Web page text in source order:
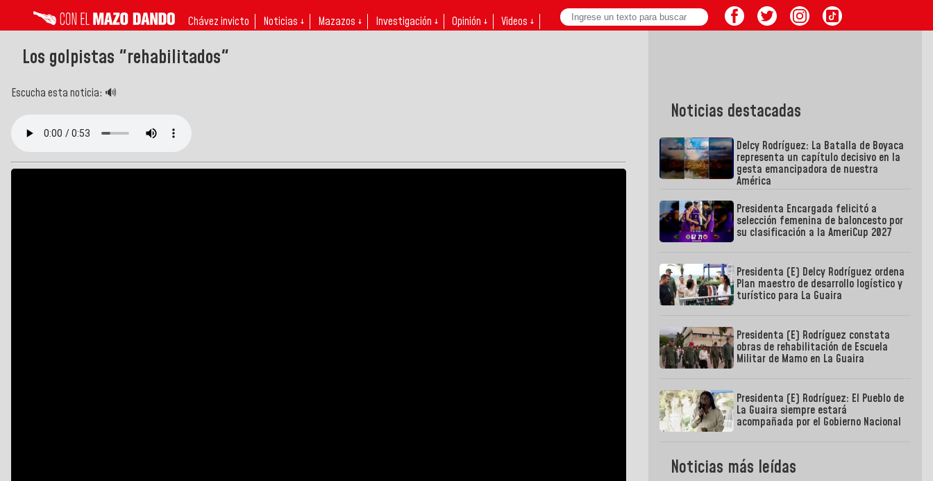
Chávez invicto Noticias ↓ Mazazos ↓ Investigación ↓ Opinión ↓ Videos ↓
Los golpistas "rehabilitados"
Escucha esta noticia: 🔊
Noticias destacadas
Delcy Rodríguez: La Batalla de Boyaca
representa un capítulo decisivo en la
gesta emancipadora de nuestra
América
Presidenta Encargada felicitó a
selección femenina de baloncesto por
su clasificación a la AmeriCup 2027
Presidenta (E) Delcy Rodríguez ordena
Plan maestro de desarrollo logístico y
turístico para La Guaira
Presidenta (E) Rodríguez constata
obras de rehabilitación de Escuela
Militar de Mamo en La Guaira
Presidenta (E) Rodríguez: El Pueblo de
La Guaira siempre estará
acompañada por el Gobierno Nacional
Noticias más leídas